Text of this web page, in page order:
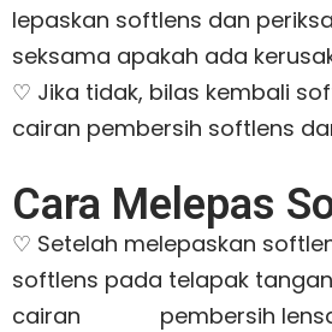
lepaskan softlens dan
seksama apakah ada
♡ Jika tidak, bilas kembali
cairan pembersih softlens
Cara Melepas
♡ Setelah melepaskan
softlens pada telapak
cairan pembersih lensa